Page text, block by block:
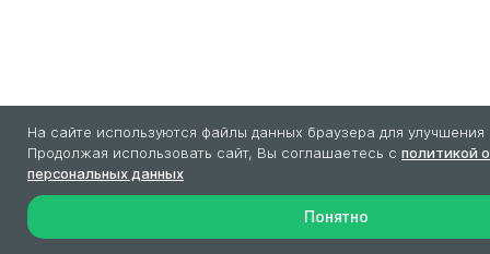
На сайте используются файлы данных браузера для улучшения
Продолжая использовать сайт, Вы соглашаетесь с политикой
персональных данных
Понятно